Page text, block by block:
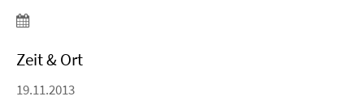
Zeit & Ort
19.11.2013